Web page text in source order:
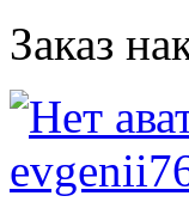
Заказ